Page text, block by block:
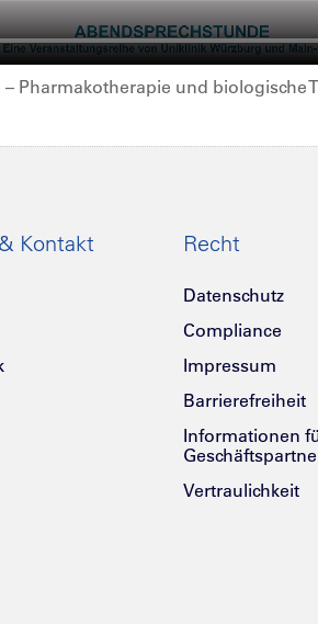
Pharmakotherapie und biologische
Kontakt Recht
Datenschutz
Compliance
Impressum
Barrierefreiheit
Informationen
Vertraulichkeit